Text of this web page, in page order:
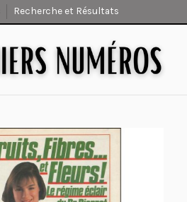
Recherche et Résultats